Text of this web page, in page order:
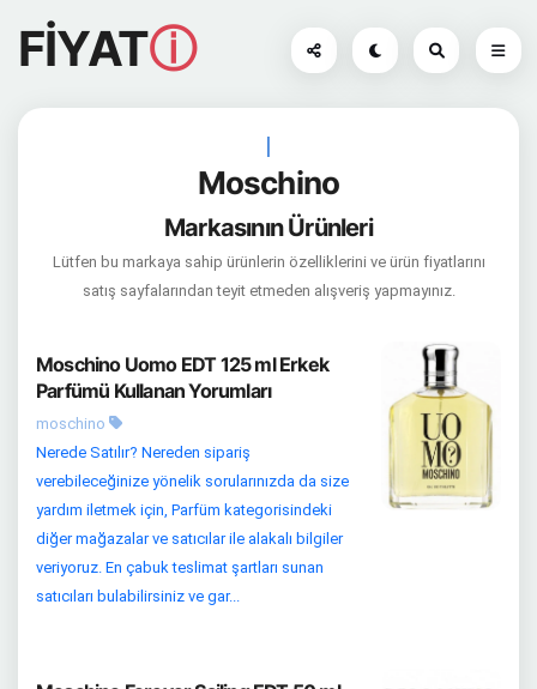
FİYATⓘ
|
Moschino
Markasının Ürünleri
Lütfen bu markaya sahip ürünlerin özelliklerini ve ürün fiyatlarını
satış sayfalarından teyit etmeden alışveriş yapmayınız.
Moschino Uomo EDT 125 ml Erkek
Parfümü Kullanan Yorumları
moschino
Nerede Satılır? Nereden sipariş
verebileceğinize yönelik sorularınızda da size
yardım iletmek için, Parfüm kategorisindeki
diğer mağazalar ve satıcılar ile alakalı bilgiler
veriyoruz. En çabuk teslimat şartları sunan
satıcıları bulabilirsiniz ve gar...